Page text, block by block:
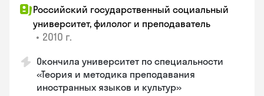
Российский государственный социальный
университет, филолог и преподаватель
• 2010 г.
Окончила университет по специальности
«Теория и методика преподавания
иностранных языков и культур»